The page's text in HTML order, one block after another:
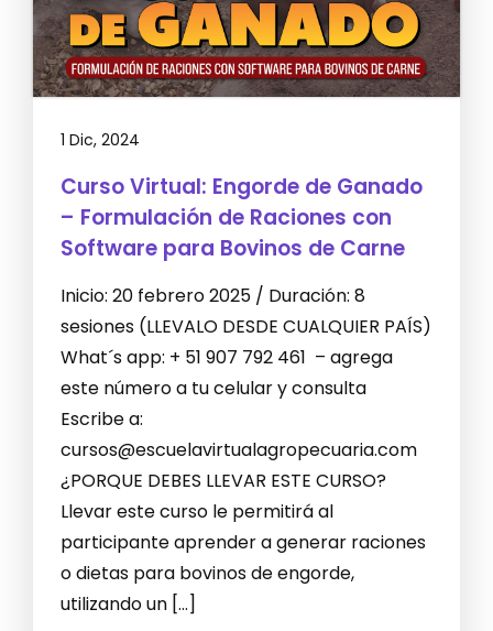
1 Dic, 2024
Curso Virtual: Engorde de Ganado
– Formulación de Raciones con
Software para Bovinos de Carne
Inicio: 20 febrero 2025 / Duración: 8
sesiones (LLEVALO DESDE CUALQUIER PAÍS)
What´s app: + 51 907 792 461 – agrega
este número a tu celular y consulta
Escribe a:
cursos@escuelavirtualagropecuaria.com
¿PORQUE DEBES LLEVAR ESTE CURSO?
Llevar este curso le permitirá al
participante aprender a generar raciones
o dietas para bovinos de engorde,
utilizando un […]